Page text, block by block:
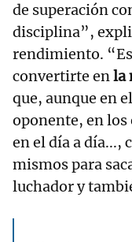
de superación
disciplina”,
rendimiento.
convertirte enla
que, aunque en
oponente, en
en el día a día...,
mismos para
luchador y